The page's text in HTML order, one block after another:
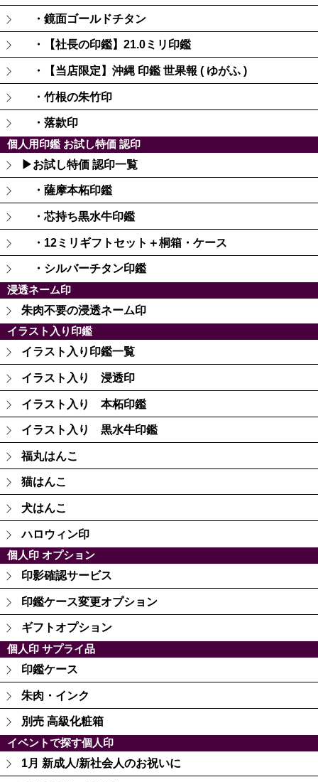
・鏡面ゴールドチタン
・【社長の印鑑】21.0ミリ印鑑
・【当店限定】沖縄 印鑑 世果報 ( ゆがふ )
・竹根の朱竹印
・落款印
個人用印鑑 お試し特価 認印
▶お試し特価 認印一覧
・薩摩本柘印鑑
・芯持ち黒水牛印鑑
・12ミリギフトセット＋桐箱・ケース
・シルバーチタン印鑑
浸透ネーム印
朱肉不要の浸透ネーム印
イラスト入り印鑑
イラスト入り印鑑一覧
イラスト入り 浸透印
イラスト入り 本柘印鑑
イラスト入り 黒水牛印鑑
福丸はんこ
猫はんこ
犬はんこ
ハロウィン印
個人印 オプション
印影確認サービス
印鑑ケース変更オプション
ギフトオプション
個人印 サプライ品
印鑑ケース
朱肉・インク
別売 高級化粧箱
イベントで探す個人印
1月 新成人/新社会人のお祝いに